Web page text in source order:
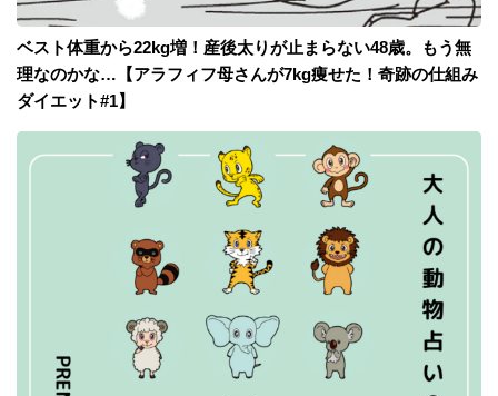
ベスト体重から22kg増！産後太りが止まらない48歳。もう無
理なのかな…【アラフィフ母さんが7kg痩せた！奇跡の仕組み
ダイエット#1】